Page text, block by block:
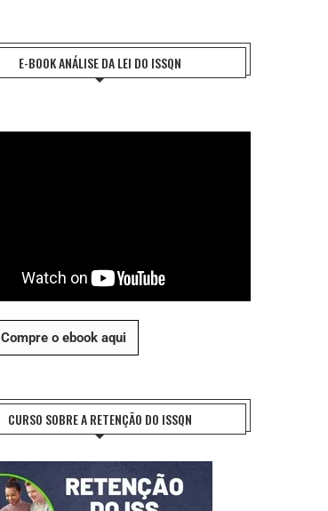
E-BOOK ANÁLISE DA LEI DO ISSQN
Compre o ebook aqui
CURSO SOBRE A RETENÇÃO DO ISSQN